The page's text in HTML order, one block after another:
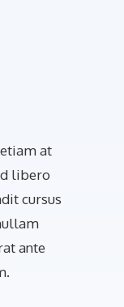
at
libero
cursus
ante